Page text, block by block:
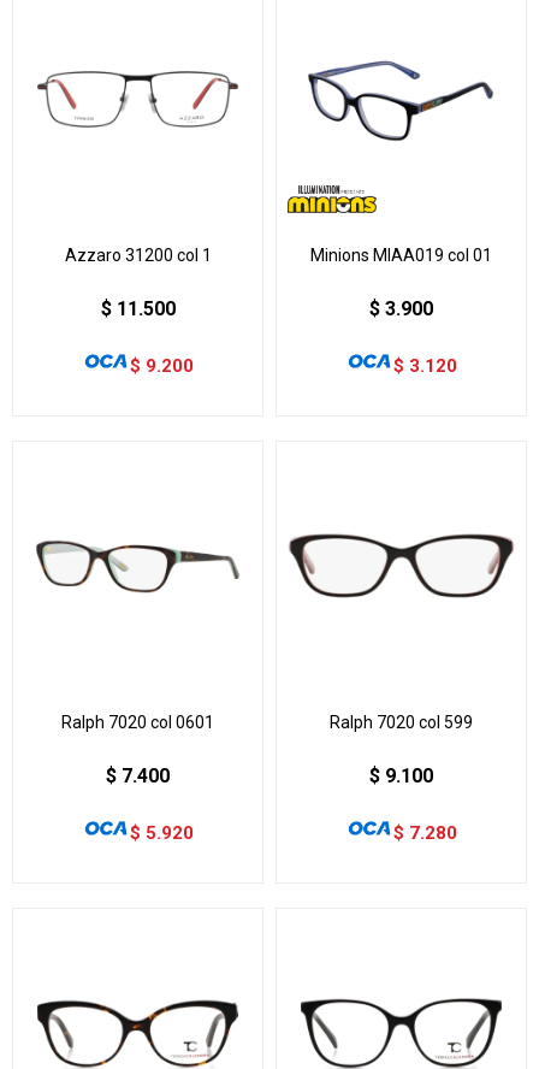
Azzaro 31200 col 1
$ 11.500
$ 9.200
Minions MIAA019 col 01
$ 3.900
$ 3.120
Ralph 7020 col 0601
$ 7.400
$ 5.920
Ralph 7020 col 599
$ 9.100
$ 7.280